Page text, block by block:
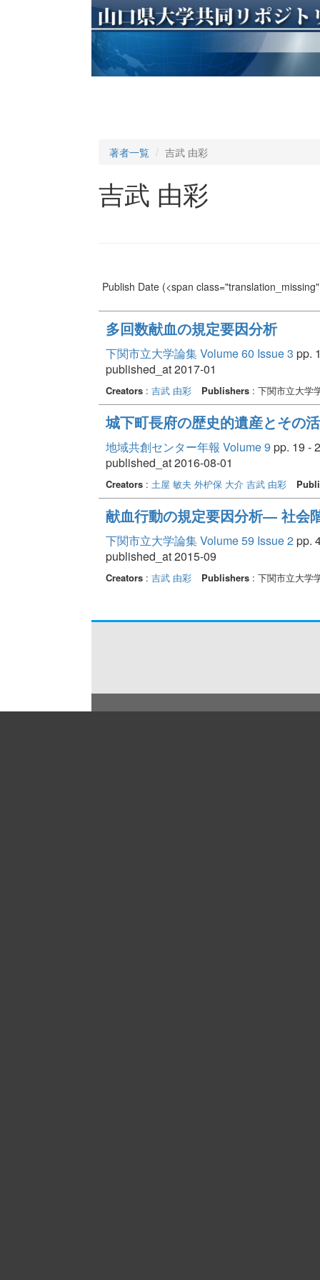
著者一覧 吉武 由彩
吉武 由彩
Publish Date(<span
多回数献血の規定要因分析
下関市立大学論集 Volume 60 Issue 3 pp.
published_at 2017-01
Creators: 吉武 由彩 Publishers: 下関市立大学
城下町長府の歴史的遺産とその
地域共創センター年報 Volume 9 pp. 19 -
published_at 2016-08-01
Creators: 土屋 敏夫 外枦保 大介 吉武 由彩
献血行動の規定要因分析― 社会
下関市立大学論集 Volume 59 Issue 2pp.
published_at 2015-09
Creators: 吉武 由彩 Publishers: 下関市立大学